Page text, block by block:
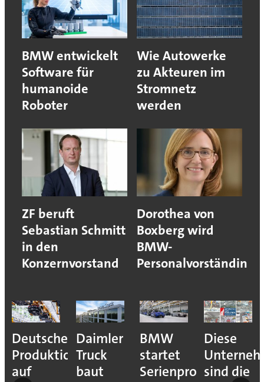
BMW entwickelt
Software für
humanoide
Roboter
Wie Autowerke
zu Akteuren im
Stromnetz
werden
ZF beruft
Sebastian Schmitt
in den
Konzernvorstand
Dorothea von
Boxberg wird
BMW-
Personalvorständin
Deutsche
Produktion
auf
Daimler
Truck
baut
BMW
startet
Serienproduktion
Diese
sind die